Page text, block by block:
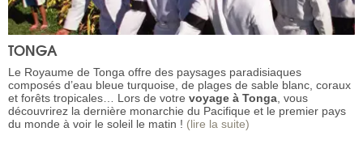
TONGA
Le Royaume de Tonga offre des paysages paradisiaques
composés d’eau bleue turquoise, de plages de sable blanc, coraux
et forêts tropicales… Lors de votre voyage à Tonga , vous
découvrirez la dernière monarchie du Pacifique et le premier pays
du monde à voir le soleil le matin ! (lire la suite)